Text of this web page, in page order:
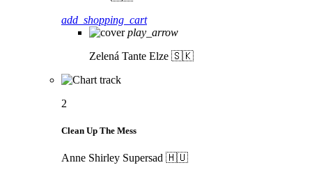
add_shopping_cart
play_arrow
Zelená Tante Elze 🇸🇰
2
Clean Up The Mess
Anne Shirley Supersad 🇭🇺